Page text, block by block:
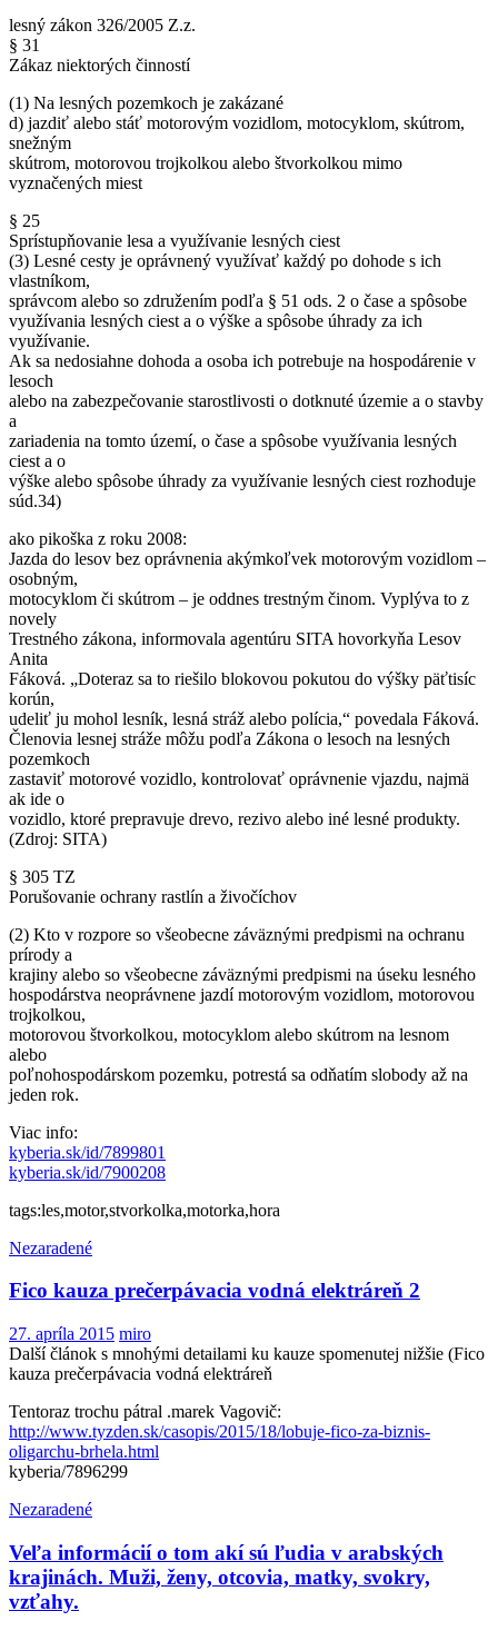
lesný zákon 326/2005 Z.z.
§ 31
Zákaz niektorých činností
(1) Na lesných pozemkoch je zakázané
d) jazdiť alebo stáť motorovým vozidlom, motocyklom, skútrom,
snežným
skútrom, motorovou trojkolkou alebo štvorkolkou mimo
vyznačených miest
§ 25
Sprístupňovanie lesa a využívanie lesných ciest
(3) Lesné cesty je oprávnený využívať každý po dohode s ich
vlastníkom,
správcom alebo so združením podľa § 51 ods. 2 o čase a spôsobe
využívania lesných ciest a o výške a spôsobe úhrady za ich
využívanie.
Ak sa nedosiahne dohoda a osoba ich potrebuje na hospodárenie v
lesoch
alebo na zabezpečovanie starostlivosti o dotknuté územie a o stavby
a
zariadenia na tomto území, o čase a spôsobe využívania lesných
ciest a o
výške alebo spôsobe úhrady za využívanie lesných ciest rozhoduje
súd.34)
ako pikoška z roku 2008:
Jazda do lesov bez oprávnenia akýmkoľvek motorovým vozidlom –
osobným,
motocyklom či skútrom – je oddnes trestným činom. Vyplýva to z
novely
Trestného zákona, informovala agentúru SITA hovorkyňa Lesov
Anita
Fáková. „Doteraz sa to riešilo blokovou pokutou do výšky päťtisíc
korún,
udeliť ju mohol lesník, lesná stráž alebo polícia,“ povedala Fáková.
Členovia lesnej stráže môžu podľa Zákona o lesoch na lesných
pozemkoch
zastaviť motorové vozidlo, kontrolovať oprávnenie vjazdu, najmä
ak ide o
vozidlo, ktoré prepravuje drevo, rezivo alebo iné lesné produkty.
(Zdroj: SITA)
§ 305 TZ
Porušovanie ochrany rastlín a živočíchov
(2) Kto v rozpore so všeobecne záväznými predpismi na ochranu
prírody a
krajiny alebo so všeobecne záväznými predpismi na úseku lesného
hospodárstva neoprávnene jazdí motorovým vozidlom, motorovou
trojkolkou,
motorovou štvorkolkou, motocyklom alebo skútrom na lesnom
alebo
poľnohospodárskom pozemku, potrestá sa odňatím slobody až na
jeden rok.
Viac info:
kyberia.sk/id/7899801
kyberia.sk/id/7900208
tags:les,motor,stvorkolka,motorka,hora
Nezaradené
Fico kauza prečerpávacia vodná elektráreň 2
27. apríla 2015 miro
Další článok s mnohými detailami ku kauze spomenutej nižšie (Fico
kauza prečerpávacia vodná elektráreň
Tentoraz trochu pátral .marek Vagovič:
http://www.tyzden.sk/casopis/2015/18/lobuje-fico-za-biznis-
oligarchu-brhela.html
kyberia/7896299
Nezaradené
Veľa informácií o tom akí sú ľudia v arabských
krajinách. Muži, ženy, otcovia, matky, svokry,
vzťahy.